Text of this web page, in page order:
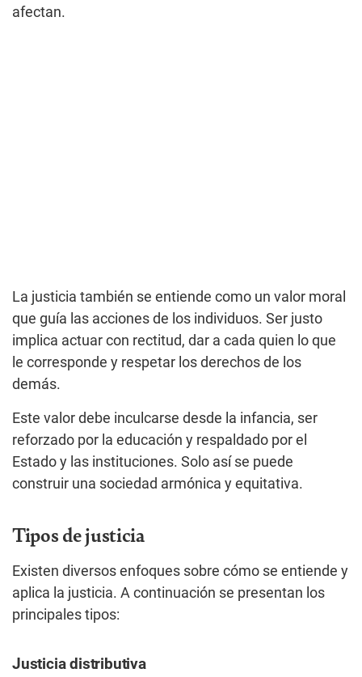
afectan.
La justicia también se entiende como un valor moral
que guía las acciones de los individuos. Ser justo
implica actuar con rectitud, dar a cada quien lo que
le corresponde y respetar los derechos de los
demás.
Este valor debe inculcarse desde la infancia, ser
reforzado por la educación y respaldado por el
Estado y las instituciones. Solo así se puede
construir una sociedad armónica y equitativa.
Tipos de justicia
Existen diversos enfoques sobre cómo se entiende y
aplica la justicia. A continuación se presentan los
principales tipos:
Justicia distributiva